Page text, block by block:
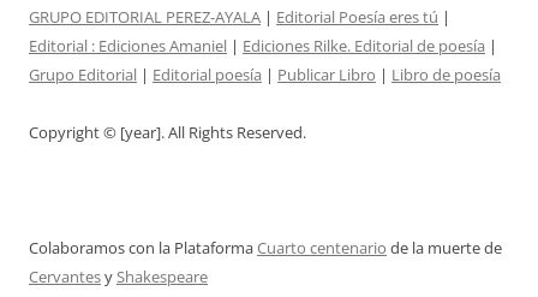
GRUPO EDITORIAL PEREZ-AYALA | Editorial Poesía eres tú |
Editorial : Ediciones Amaniel | Ediciones Rilke. Editorial de poesía |
Grupo Editorial | Editorial poesía | Publicar Libro | Libro de poesía
Copyright © [year]. All Rights Reserved.
Colaboramos con la PlataformaCuarto centenario de la muerte de
CervantesyShakespeare